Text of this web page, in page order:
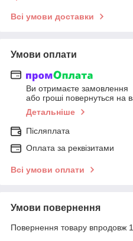
Всі умови доставки
Умови оплати
Ви отримаєте замовлення
або гроші повернуться на
Детальніше
Післяплата
Оплата за реквізитами
Всі умови оплати
Умови повернення
Повернення товару впродовж